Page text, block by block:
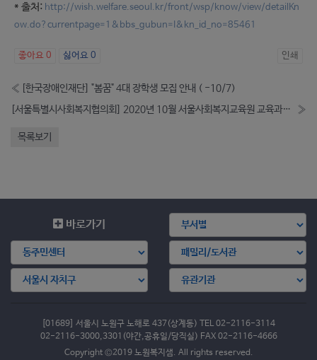
* 출처: http://wish.welfare.seoul.kr/front/wsp/know/view/detailKn
ow.do?currentpage=1&bbs_gubun=I&kn_id_no=85461
좋아요 0 싫어요 0 인쇄
« [한국장애인재단] "봄꿈" 4대 장학생 모집 안내 ( -10/7)
[서울특별시사회복지협의회] 2020년 10월 서울사회복지교육원 교육과정 안내
»
목록보기
바로가기
[01689] 서울시 노원구 노해로 437(상계동) TEL 02-2116-3114
02-2116-3000,3301(야간,공휴일/당직실) FAX 02-2116-4666
Copyright ©2019 노원복지샘. All rights reserved.